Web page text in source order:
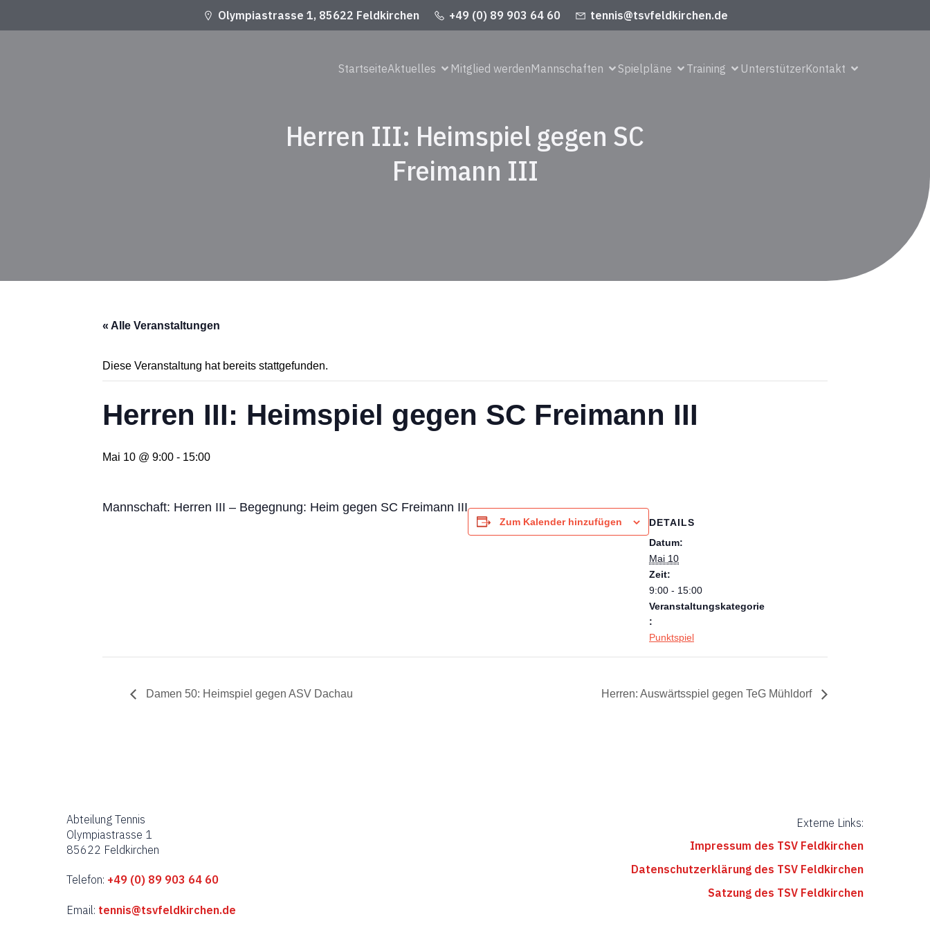
Olympiastrasse 1, 85622 Feldkirchen +49 (0) 89 903 64 60 tennis@tsvfeldkirchen.de
StartseiteAktuelles Mitglied werdenMannschaften Spielpläne Training UnterstützerKontakt
Herren III: Heimspiel gegen SC
Freimann III
« Alle Veranstaltungen
Diese Veranstaltung hat bereits stattgefunden.
Herren III: Heimspiel gegen SC Freimann III
Mai 10 @ 9:00 - 15:00
Mannschaft: Herren III – Begegnung: Heim gegen SC Freimann III
Zum Kalender hinzufügen
DETAILS
Datum:
Mai 10
Zeit:
9:00 - 15:00
Veranstaltungskategorie
:
Punktspiel
Damen 50: Heimspiel gegen ASV Dachau Herren: Auswärtsspiel gegen TeG Mühldorf
Abteilung Tennis
Olympiastrasse 1
85622 Feldkirchen
Telefon: +49 (0) 89 903 64 60
Email: tennis@tsvfeldkirchen.de
Externe Links:
Impressum des TSV Feldkirchen
Datenschutzerklärung des TSV Feldkirchen
Satzung des TSV Feldkirchen